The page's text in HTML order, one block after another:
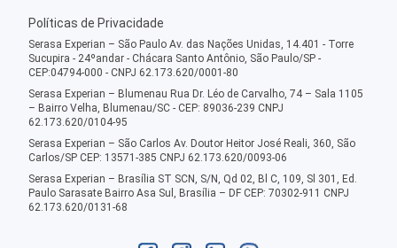
Políticas de Privacidade
Serasa Experian – São Paulo Av. das Nações Unidas, 14.401 - Torre
Sucupira - 24ºandar - Chácara Santo Antônio, São Paulo/SP -
CEP:04794-000 - CNPJ 62.173.620/0001-80
Serasa Experian – Blumenau Rua Dr. Léo de Carvalho, 74 – Sala 1105
– Bairro Velha, Blumenau/SC - CEP: 89036-239 CNPJ
62.173.620/0104-95
Serasa Experian – São Carlos Av. Doutor Heitor José Reali, 360, São
Carlos/SP CEP: 13571-385 CNPJ 62.173.620/0093-06
Serasa Experian – Brasília ST SCN, S/N, Qd 02, Bl C, 109, Sl 301, Ed.
Paulo Sarasate Bairro Asa Sul, Brasília – DF CEP: 70302-911 CNPJ
62.173.620/0131-68